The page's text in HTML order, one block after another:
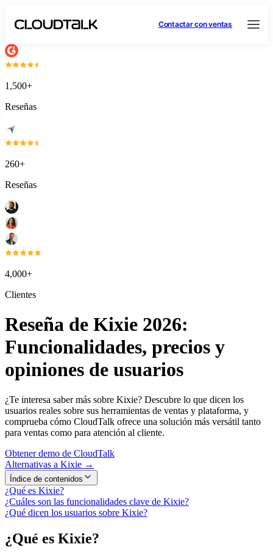
Contactar con ventas
1,500+
Reseñas
260+
Reseñas
4,000+
Clientes
Reseña de Kixie 2026:
Funcionalidades, precios y
opiniones de usuarios
¿Te interesa saber más sobre Kixie? Descubre lo que dicen los
usuarios reales sobre sus herramientas de ventas y plataforma, y
comprueba cómo CloudTalk ofrece una solución más versátil tanto
para ventas como para atención al cliente.
Obtener demo de CloudTalk
Alternativas a Kixie →
Índice de contenidos
¿Qué es Kixie?
¿Cuáles son las funcionalidades clave de Kixie?
¿Qué dicen los usuarios sobre Kixie?
¿Qué es Kixie?